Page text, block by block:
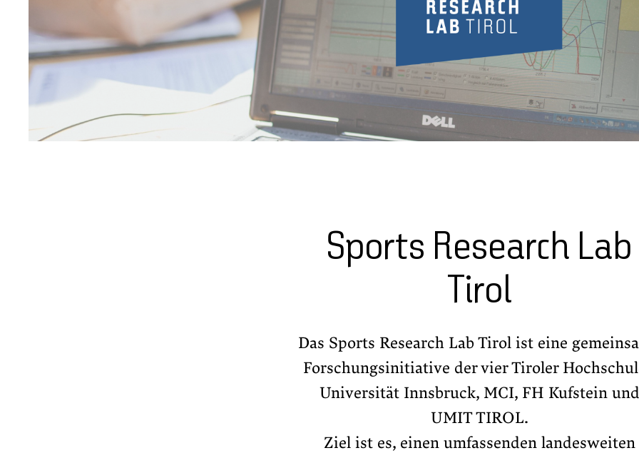
Sports Research Lab
Tirol
Das Sports Research Lab Tirol ist eine
Forschungsinitiative der vier Tiroler
Universität Innsbruck, MCI, FH Kufstein und
UMIT TIROL.
Ziel ist es, einen umfassenden landesweiten